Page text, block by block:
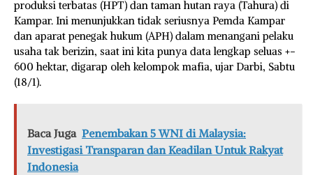
produksi terbatas (HPT) dan taman hutan raya (Tahura) di
Kampar. Ini menunjukkan tidak seriusnya Pemda Kampar
dan aparat penegak hukum (APH) dalam menangani pelaku
usaha tak berizin, saat ini kita punya data lengkap seluas +-
600 hektar, digarap oleh kelompok mafia, ujar Darbi, Sabtu
(18/1).
Baca Juga Penembakan 5 WNI di Malaysia:
Investigasi Transparan dan Keadilan Untuk Rakyat
Indonesia